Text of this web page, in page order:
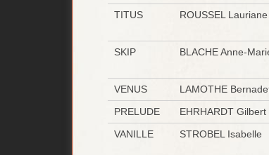
TITUS
ROUSSEL Lauriane
SKIP BLACHE Anne-
VENUS LAMOTHE
PRELUDE
EHRHARDT Gilbert
VANILLE
STROBEL Isabelle